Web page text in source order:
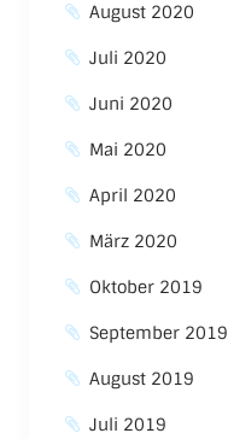
August 2020
Juli 2020
Juni 2020
Mai 2020
April 2020
März 2020
Oktober 2019
September 2019
August 2019
Juli 2019